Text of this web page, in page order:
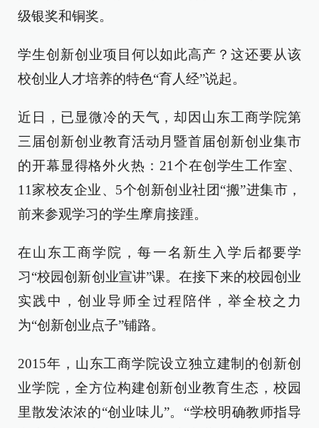
级银奖和铜奖。
学生创新创业项目何以如此高产？这还要从该
校创业人才培养的特色“育人经”说起。
近日，已显微冷的天气，却因山东工商学院第
三届创新创业教育活动月暨首届创新创业集市
的开幕显得格外火热：21个在创学生工作室、
11家校友企业、5个创新创业社团“搬”进集市，
前来参观学习的学生摩肩接踵。
在山东工商学院，每一名新生入学后都要学
习“校园创新创业宣讲”课。在接下来的校园创业
实践中，创业导师全过程陪伴，举全校之力
为“创新创业点子”铺路。
2015年，山东工商学院设立独立建制的创新创
业学院，全方位构建创新创业教育生态，校园
里散发浓浓的“创业味儿”。“学校明确教师指导